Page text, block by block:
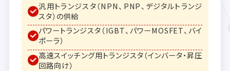
汎用トランジスタ（NPN、PNP、デジタルトランジ
スタ）の供給
パワートランジスタ（IGBT、パワーMOSFET、バイ
ポーラ）
高速スイッチング用トランジスタ（インバータ・昇圧
回路向け）